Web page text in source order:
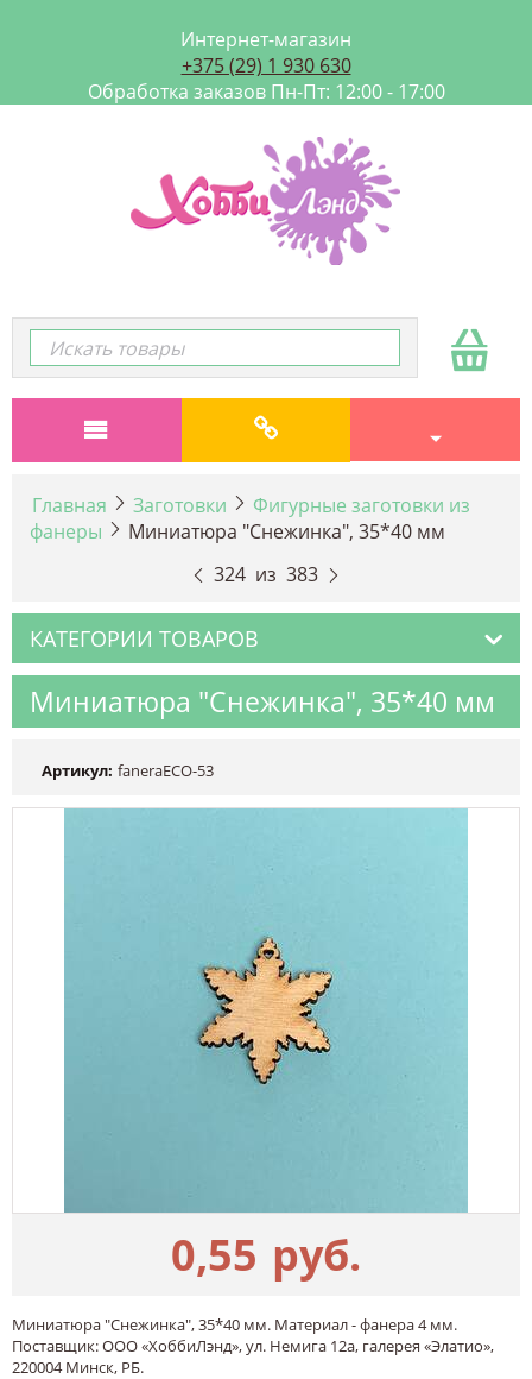
Интернет-магазин
+375 (29) 1 930 630
Обработка заказов Пн-Пт: 12:00 - 17:00
Главная Заготовки
Фигурные заготовки из
фанеры
Миниатюра "Снежинка", 35*40 мм
324 из 383
КАТЕГОРИИ ТОВАРОВ
Миниатюра "Снежинка", 35*40 мм
Артикул: faneraECO-53
0,55 руб.
Миниатюра "Снежинка", 35*40 мм. Материал - фанера 4 мм.
Поставщик: ООО «ХоббиЛэнд», ул. Немига 12а, галерея «Элатио»,
220004 Минск, РБ.